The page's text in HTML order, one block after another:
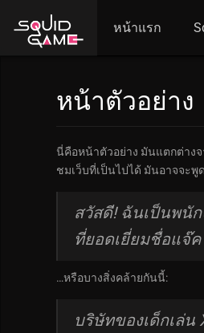
หน้าแรก
หน้าตัวอย่าง
นี่คือหน้าตัวอย่าง มันแตกต่าง
ชมเว็บที่เป็นไปได้ มันอาจจะ
สวัสดี! ฉันเป็นพนั
ที่ยอดเยี่ยมชื่อแจ๊
…หรือบางสิ่งคล้ายกันนี้:
บริษัทของเด็กเล่